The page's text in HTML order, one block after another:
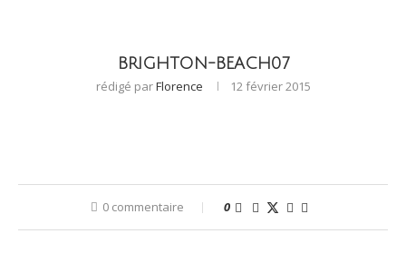
BRIGHTON-BEACH07
rédigé parFlorence 12 février 2015
0 commentaire 0